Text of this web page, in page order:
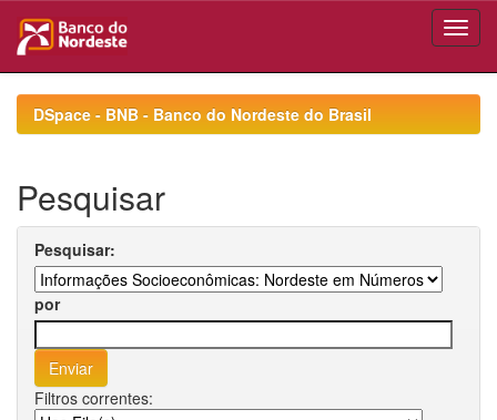
navigationDSpace - BNB - Banco do Nordeste do Brasil
Pesquisar
Pesquisar:
por
Filtros correntes: